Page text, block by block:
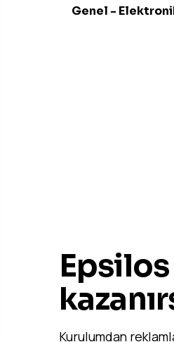
Genel -
Kurulumdan